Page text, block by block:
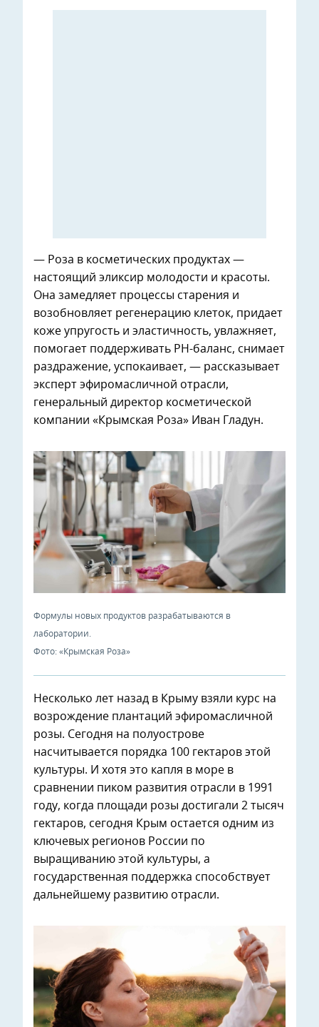
— Роза в косметических продуктах —
настоящий эликсир молодости и красоты.
Она замедляет процессы старения и
возобновляет регенерацию клеток, придает
коже упругость и эластичность, увлажняет,
помогает поддерживать PH-баланс, снимает
раздражение, успокаивает, — рассказывает
эксперт эфиромасличной отрасли,
генеральный директор косметической
компании «Крымская Роза» Иван Гладун.
Формулы новых продуктов разрабатываются в
лаборатории.
Фото: «Крымская Роза»
Несколько лет назад в Крыму взяли курс на
возрождение плантаций эфиромасличной
розы. Сегодня на полуострове
насчитывается порядка 100 гектаров этой
культуры. И хотя это капля в море в
сравнении пиком развития отрасли в 1991
году, когда площади розы достигали 2 тысяч
гектаров, сегодня Крым остается одним из
ключевых регионов России по
выращиванию этой культуры, а
государственная поддержка способствует
дальнейшему развитию отрасли.